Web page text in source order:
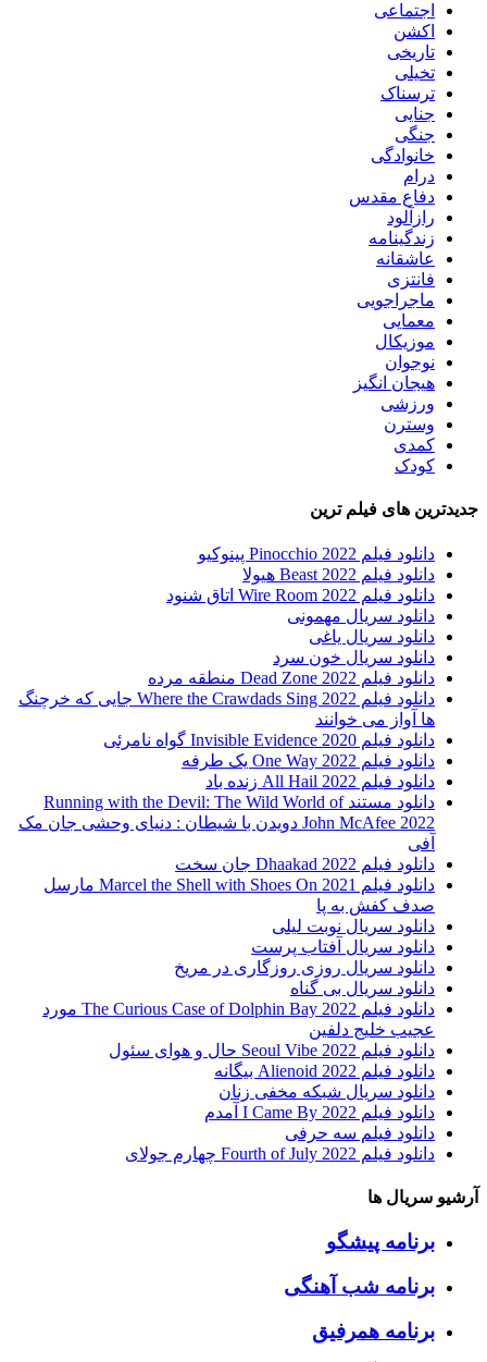
اجتماعی
اکشن
تاریخی
تخیلی
ترسناک
جنایی
جنگی
خانوادگی
درام
دفاع مقدس
رازآلود
زندگینامه
عاشقانه
فانتزی
ماجراجویی
معمایی
موزیکال
نوجوان
هیجان انگیز
ورزشی
وسترن
کمدی
کودک
جدیدترین های فیلم ترین
دانلود فیلم Pinocchio 2022 پینوکیو
دانلود فیلم Beast 2022 هیولا
دانلود فیلم Wire Room 2022 اتاق شنود
دانلود سریال مهمونی
دانلود سریال یاغی
دانلود سریال خون سرد
دانلود فیلم 2022 Dead Zone منطقه مرده
دانلود فیلم Where the Crawdads Sing 2022 جایی که خرچنگ
ها آواز می خوانند
دانلود فیلم 2020 Invisible Evidence گواه نامرئی
دانلود فیلم One Way 2022 یک طرفه
دانلود فیلم All Hail 2022 زنده باد
دانلود مستند Running with the Devil: The Wild World of
John McAfee 2022 دویدن با شیطان : دنیای وحشی جان مک
آفی
دانلود فیلم Dhaakad 2022 جان سخت
دانلود فیلم Marcel the Shell with Shoes On 2021 مارسل
صدف کفش به پا
دانلود سریال نوبت لیلی
دانلود سریال آفتاب پرست
دانلود سریال روزی روزگاری در مریخ
دانلود سریال بی گناه
دانلود فیلم The Curious Case of Dolphin Bay 2022 مورد
عجیب خلیج دلفین
دانلود فیلم Seoul Vibe 2022 حال و هوای سئول
دانلود فیلم Alienoid 2022 بیگانه
دانلود سریال شبکه مخفی زنان
دانلود فیلم I Came By 2022 آمدم
دانلود فیلم سه حرفی
دانلود فیلم Fourth of July 2022 چهارم جولای
آرشیو سریال ها
برنامه پیشگو
برنامه شب آهنگی
برنامه همرفیق